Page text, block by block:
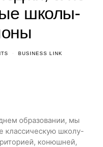
школы-
BUSINESS LINK
образовании, мы
классическую школу-
конюшней,